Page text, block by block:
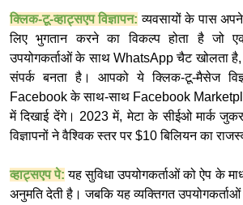
क्लिक-टू-व्हाट्सएप विज्ञापन: व्यवसायों के पास
लिए भुगतान करने का विकल्प होता है जो
उपयोगकर्ताओं के साथ WhatsApp चैट खोलता
संपर्क बनता है। आपको ये क्लिक-टू-मैसेज
Facebook के साथ-साथ Facebook
में दिखाई देंगे। 2023 में, मेटा के सीईओ मार्क
विज्ञापनों ने वैश्विक स्तर पर $10 बिलियन का
व्हाट्सएप पे: यह सुविधा उपयोगकर्ताओं को ऐप के
अनुमति देती है। जबकि यह व्यक्तिगत